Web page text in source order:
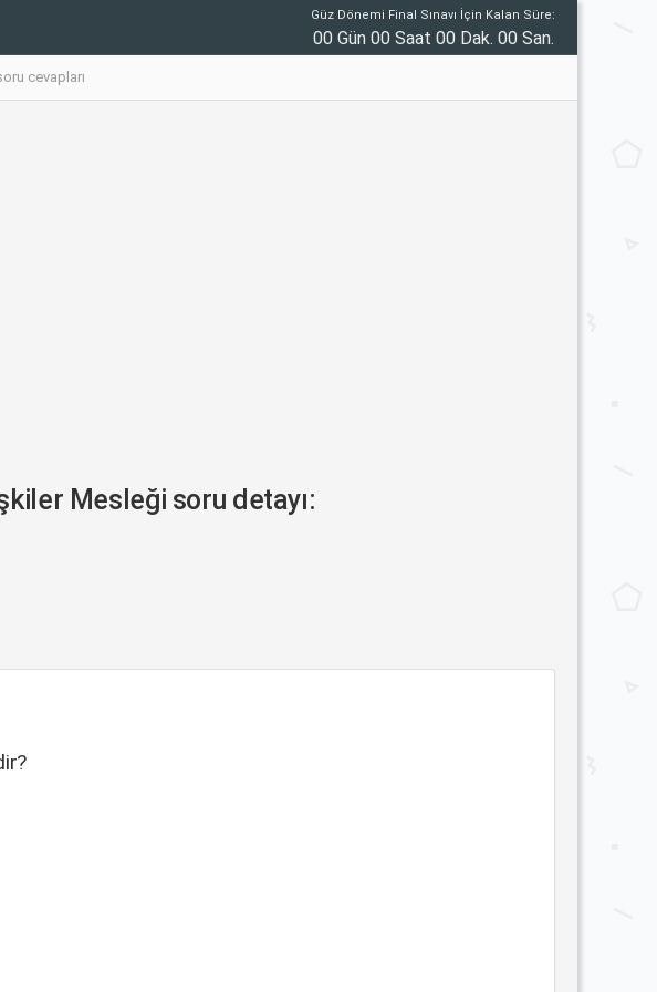
Güz Dönemi Final Sınavı İçin Kalan Süre:
00 Gün 00 Saat 00 Dak. 00 San.
cevapları
Mesleği soru detayı: